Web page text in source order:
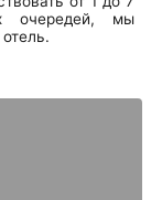
очередей, мы